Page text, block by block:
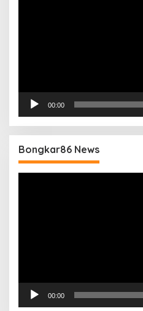
00:00
Bongkar86 News
00:00